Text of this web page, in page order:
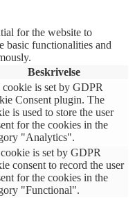
for the website to
basic functionalities and
Beskrivelse
is set by GDPR
Consent plugin. The
is used to store the user
for the cookies in the
"Analytics".
is set by GDPR
consent to record the user
for the cookies in the
"Functional".